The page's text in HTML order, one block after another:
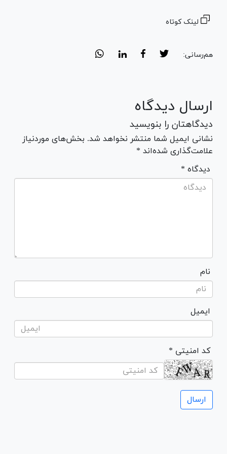
لینک کوتاه
هم‌رسانی:
ارسال دیدگاه
دیدگاهتان را بنویسید
نشانی ایمیل شما منتشر نخواهد شد. بخش‌های موردنیاز
علامت‌گذاری شده‌اند *
* دیدگاه
نام
ایمیل
* کد امنیتی